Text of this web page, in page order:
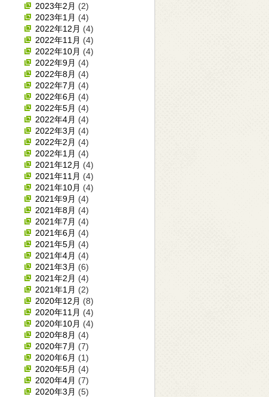
2023年2月 (2)
2023年1月 (4)
2022年12月 (4)
2022年11月 (4)
2022年10月 (4)
2022年9月 (4)
2022年8月 (4)
2022年7月 (4)
2022年6月 (4)
2022年5月 (4)
2022年4月 (4)
2022年3月 (4)
2022年2月 (4)
2022年1月 (4)
2021年12月 (4)
2021年11月 (4)
2021年10月 (4)
2021年9月 (4)
2021年8月 (4)
2021年7月 (4)
2021年6月 (4)
2021年5月 (4)
2021年4月 (4)
2021年3月 (6)
2021年2月 (4)
2021年1月 (2)
2020年12月 (8)
2020年11月 (4)
2020年10月 (4)
2020年8月 (4)
2020年7月 (7)
2020年6月 (1)
2020年5月 (4)
2020年4月 (7)
2020年3月 (5)